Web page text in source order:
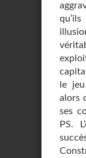
le
alors
ses
PS.